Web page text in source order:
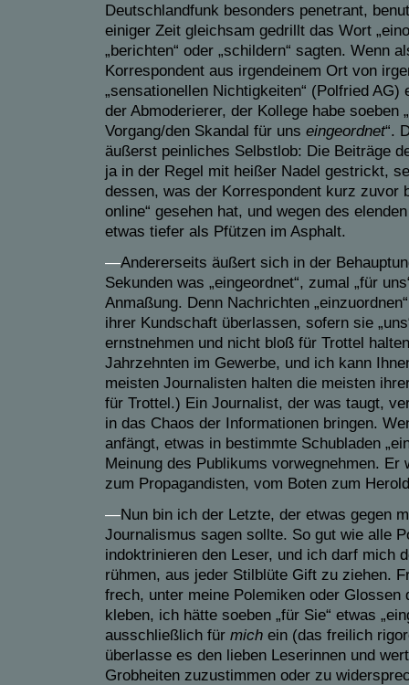
Deutschlandfunk besonders penetrant,
einiger Zeit gleichsam gedrillt das Wort
„berichten“ oder „schildern“ sagten. Wenn
Korrespondent aus irgendeinem Ort von
„sensationellen Nichtigkeiten“ (Polfried
der Abmoderierer, der Kollege habe soeben
Vorgang/den Skandal für uns eingeordnet“.
äußerst peinliches Selbstlob: Die Beiträge
ja in der Regel mit heißer Nadel gestrickt,
dessen, was der Korrespondent kurz zuvor
online“ gesehen hat, und wegen des
etwas tiefer als Pfützen im Asphalt.
—Andererseits äußert sich in der
Sekunden was „eingeordnet“, zumal „für
Anmaßung. Denn Nachrichten
ihrer Kundschaft überlassen, sofern sie
ernstnehmen und nicht bloß für Trottel
Jahrzehnten im Gewerbe, und ich kann
meisten Journalisten halten die meisten
für Trottel.) Ein Journalist, der was taugt,
in das Chaos der Informationen bringen.
anfängt, etwas in bestimmte Schubladen
Meinung des Publikums vorwegnehmen.
zum Propagandisten, vom Boten zum
—Nun bin ich der Letzte, der etwas gegen
Journalismus sagen sollte. So gut wie alle
indoktrinieren den Leser, und ich darf mich
rühmen, aus jeder Stilblüte Gift zu ziehen.
frech, unter meine Polemiken oder Glossen
kleben, ich hätte soeben „für Sie“ etwas
ausschließlich für mich ein (das freilich
überlasse es den lieben Leserinnen und
Grobheiten zuzustimmen oder zu